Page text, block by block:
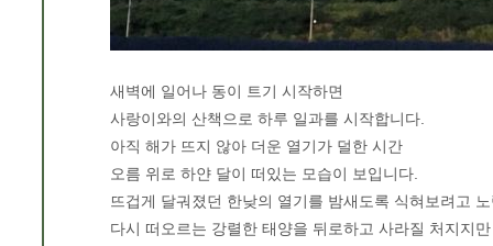
새벽에 일어나 동이 트기 시작하면
사랑이와의 산책으로 하루 일과를 시작합니다.
아직 해가 뜨지 않아 더운 열기가 덜한 시간
오름 위로 하얀 달이 떠있는 모습이 보입니다.
뜨겁게 달궈졌던 한낮의 열기를 밤새도록 식혀보려고
다시 떠오르는 강렬한 태양을 뒤로하고 사라질 처지지만